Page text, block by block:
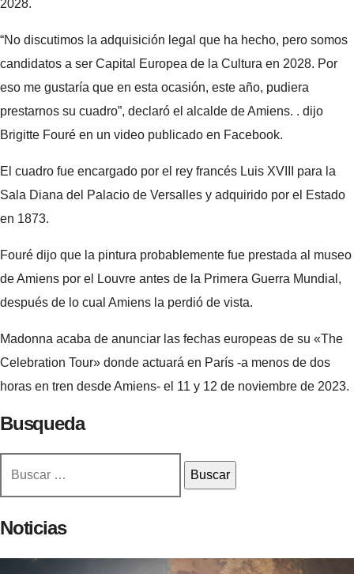
2028.
“No discutimos la adquisición legal que ha hecho, pero somos
candidatos a ser Capital Europea de la Cultura en 2028. Por
eso me gustaría que en esta ocasión, este año, pudiera
prestarnos su cuadro”, declaró el alcalde de Amiens. . dijo
Brigitte Fouré en un video publicado en Facebook.
El cuadro fue encargado por el rey francés Luis XVIII para la
Sala Diana del Palacio de Versalles y adquirido por el Estado
en 1873.
Fouré dijo que la pintura probablemente fue prestada al museo
de Amiens por el Louvre antes de la Primera Guerra Mundial,
después de lo cual Amiens la perdió de vista.
Madonna acaba de anunciar las fechas europeas de su «The
Celebration Tour» donde actuará en París -a menos de dos
horas en tren desde Amiens- el 11 y 12 de noviembre de 2023.
Busqueda
Noticias